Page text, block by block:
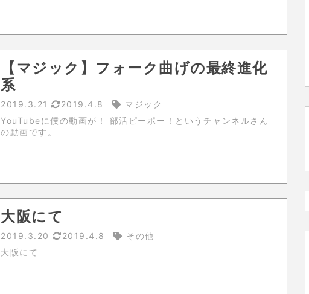
【マジック】フォーク曲げの最終進化
系
2019.3.21 2019.4.8
マジック
YouTubeに僕の動画が！ 部活ピーポー！というチャンネルさん
の動画です。
大阪にて
2019.3.20 2019.4.8
その他
大阪にて